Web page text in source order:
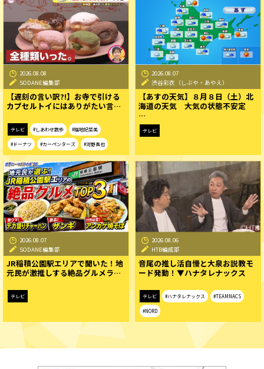
2026.08.08
SODANE編集部
【遅刻の言い訳?!】お寺で引ける
カプセルトイにはありがたい言…
テレビ #しあわせ散歩 #福地妃菜美
#ドーナツ #カーペンターズ #河野真也
2026.08.07
渋谷彩衣（しぶや・あやえ）
【あすの天気】８月８日（土）北
海道の天気 大気の状態不安定
…
テレビ
2026.08.07
SODANE編集部
JR稲積公園駅エリアで聞いた！地
元民が激推しする絶品グルメラ…
テレビ
2026.08.06
HTB編成部
音尾の推し活自慢と大泉お説教モ
ード発動！▼ハナタレナックス
テレビ #ハナタレナックス #TEAMNACS
#NORD